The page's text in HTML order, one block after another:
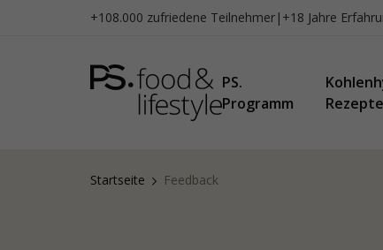
+108.000 zufriedene Teilnehmer | +18 Jahre
PS.
Programm
Rezepte
Startseite Feedback